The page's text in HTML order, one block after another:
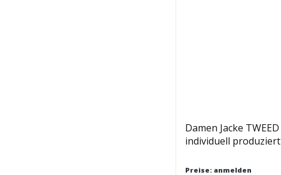
Damen Jacke TWEED
individuell produziert
Preise: anmelden